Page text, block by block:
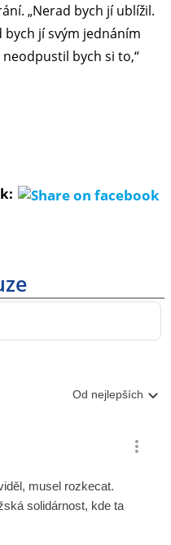
„Nerad bych jí ublížil.
bych jí svým jednáním
bych si to,“